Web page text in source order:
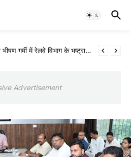
खुर्जा जंक्शन रेलवे स्टेशन पर भीषण गर्मी में रेलवे विभाग के भष्ट्राचार से परेशान और लाचार रेल यात्री
Advertisement